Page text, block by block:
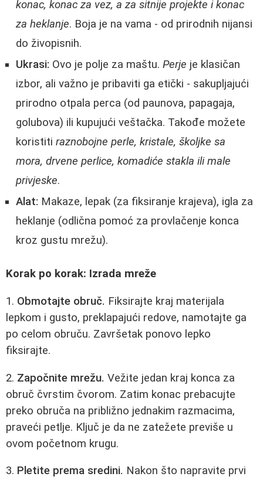
konac, konac za vez, a za sitnije projekte i konac
za heklanje. Boja je na vama - od prirodnih nijansi
do živopisnih.
Ukrasi: Ovo je polje za maštu. Perje je klasičan
izbor, ali važno je pribaviti ga etički - sakupljajući
prirodno otpala perca (od paunova, papagaja,
golubova) ili kupujući veštačka. Takođe možete
koristiti raznobojne perle, kristale, školjke sa
mora, drvene perlice, komadiće stakla ili male
privjeske.
Alat: Makaze, lepak (za fiksiranje krajeva), igla za
heklanje (odlična pomoć za provlačenje konca
kroz gustu mrežu).
Korak po korak: Izrada mreže
1. Obmotajte obruč. Fiksirajte kraj materijala
lepkom i gusto, preklapajući redove, namotajte ga
po celom obruču. Završetak ponovo lepko
fiksirajte.
2. Započnite mrežu. Vežite jedan kraj konca za
obruč čvrstim čvorom. Zatim konac prebacujte
preko obruča na približno jednakim razmacima,
praveći petlje. Ključ je da ne zatežete previše u
ovom početnom krugu.
3. Pletite prema sredini. Nakon što napravite prvi